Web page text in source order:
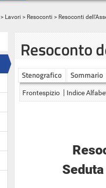
> Lavori > Resoconti > Resoconti
Resoconto
Stenografico Sommario
Frontespizio Indice